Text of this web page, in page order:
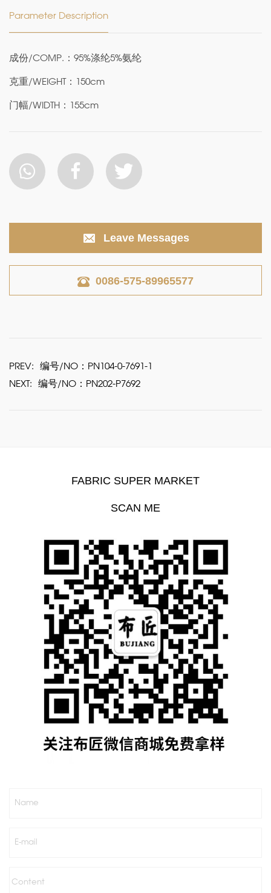
Parameter Description
成份/COMP.：95%涤纶5%氨纶
克重/WEIGHT：150cm
门幅/WIDTH：155cm
Leave Messages
0086-575-89965577
PREV: 编号/NO：PN104-0-7691-1
NEXT: 编号/NO：PN202-P7692
FABRIC SUPER MARKET
SCAN ME
Name
E-mail
Content